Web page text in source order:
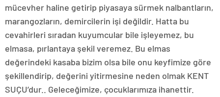
mücevher haline getirip piyasaya sürmek nalbantların,
marangozların, demircilerin işi değildir. Hatta bu
cevahirleri sıradan kuyumcular bile işleyemez, bu
elmasa, pırlantaya şekil veremez. Bu elmas
değerindeki kasaba bizim olsa bile onu keyfimize göre
şekillendirip, değerini yitirmesine neden olmak KENT
SUÇU’dur.. Geleceğimize, çocuklarımıza ihanettir.